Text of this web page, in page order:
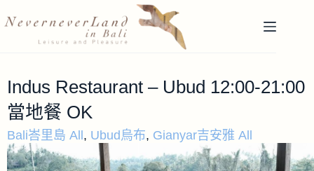
Indus Restaurant – Ubud 12:00-21:00
當地餐 OK
Bali峇里島 All , Ubud烏布, Gianyar吉安雅 All